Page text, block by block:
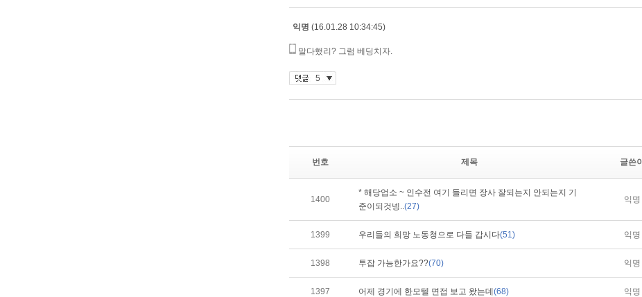
번호 제목 글쓴이
1400
* 해당업소 ~ 인수전 여기 들리면 장사 잘되는지 안되는지 기
준이되것넹..(27)
익명
1399 우리들의 희망 노동청으로 다들 갑시다(51) 익명
1398 투잡 가능한가요??(70) 익명
1397 어제 경기에 한모텔 면접 보고 왔는데 (68) 익명